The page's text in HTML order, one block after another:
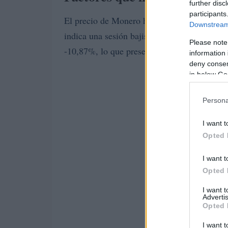
further
Please
information
deny
in below
I want
Opted
I want
Opted
I want
Opted
I want
El precio de Monero ha cotizado por
indica una sesión bajista. El retorno en 7
-10,87%, lo que presenta una señal